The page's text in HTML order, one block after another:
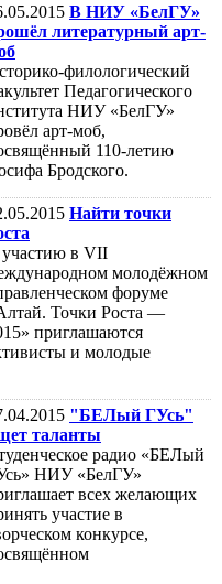
В НИУ «БелГУ»
литературный арт-
филологический
Педагогического
НИУ «БелГУ»
арт-моб,
110-летию
Бродского.
Найти точки
в VII
молодёжном
форуме
Точки Роста —
приглашаются
и молодые
"БЕЛый ГУсь"
таланты
радио «БЕЛый
НИУ «БелГУ»
всех желающих
участие в
конкурсе,